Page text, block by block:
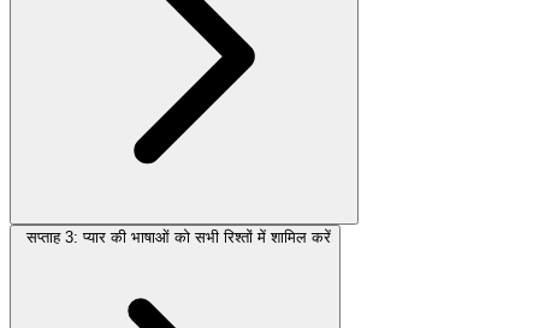
सप्ताह 3: प्यार की भाषाओं को सभी रिश्तों में शामिल करें